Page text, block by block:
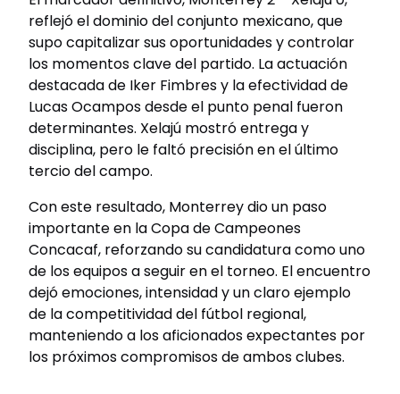
reflejó el dominio del conjunto mexicano, que
supo capitalizar sus oportunidades y controlar
los momentos clave del partido. La actuación
destacada de Iker Fimbres y la efectividad de
Lucas Ocampos desde el punto penal fueron
determinantes. Xelajú mostró entrega y
disciplina, pero le faltó precisión en el último
tercio del campo.
Con este resultado, Monterrey dio un paso
importante en la Copa de Campeones
Concacaf, reforzando su candidatura como uno
de los equipos a seguir en el torneo. El encuentro
dejó emociones, intensidad y un claro ejemplo
de la competitividad del fútbol regional,
manteniendo a los aficionados expectantes por
los próximos compromisos de ambos clubes.